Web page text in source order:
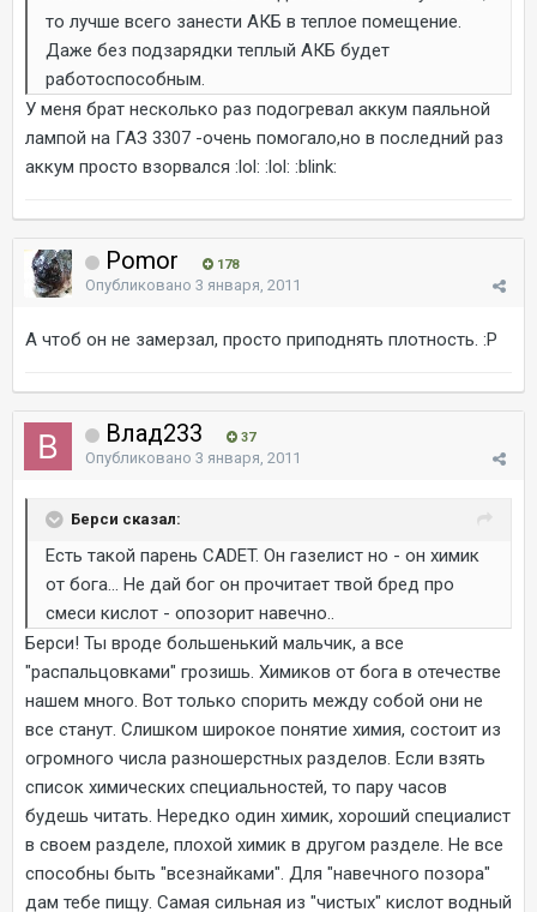
то лучше всего занести АКБ в теплое помещение.
Даже без подзарядки теплый АКБ будет
работоспособным.
У меня брат несколько раз подогревал аккум паяльной
лампой на ГАЗ 3307 -очень помогало,но в последний раз
аккум просто взорвался :lol: :lol: :blink:
Pomor 178
Опубликовано 3 января, 2011
А чтоб он не замерзал, просто приподнять плотность. :P
Влад233 37
Опубликовано 3 января, 2011
Берси сказал:
Есть такой парень CADET. Он газелист но - он химик
от бога... Не дай бог он прочитает твой бред про
смеси кислот - опозорит навечно..
Берси! Ты вроде большенький мальчик, а все
"распальцовками" грозишь. Химиков от бога в отечестве
нашем много. Вот только спорить между собой они не
все станут. Слишком широкое понятие химия, состоит из
огромного числа разношерстных разделов. Если взять
список химических специальностей, то пару часов
будешь читать. Нередко один химик, хороший специалист
в своем разделе, плохой химик в другом разделе. Не все
способны быть "всезнайками". Для "навечного позора"
дам тебе пищу. Самая сильная из "чистых" кислот водный